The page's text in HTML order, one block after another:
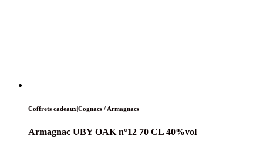
Coffrets cadeaux|Cognacs / Armagnacs
Armagnac UBY OAK n°12 70 CL 40%vol